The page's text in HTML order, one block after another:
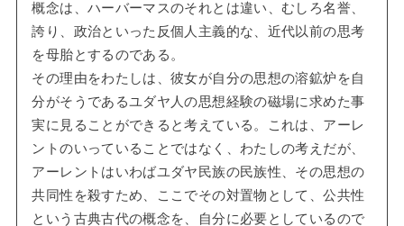
概念は、ハーバーマスのそれとは違い、むしろ名誉、
誇り、政治といった反個人主義的な、近代以前の思考
を母胎とするのである。
その理由をわたしは、彼女が自分の思想の溶鉱炉を自
分がそうであるユダヤ人の思想経験の磁場に求めた事
実に見ることができると考えている。これは、アーレ
ントのいっていることではなく、わたしの考えだが、
アーレントはいわばユダヤ民族の民族性、その思想の
共同性を殺すため、ここでその対置物として、公共性
という古典古代の概念を、自分に必要としているので